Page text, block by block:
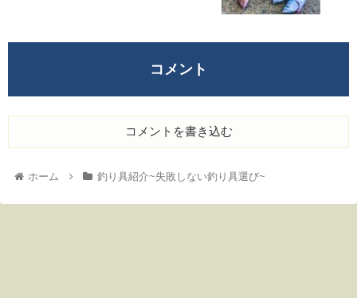
コメント
コメントを書き込む
ホーム 釣り具紹介~失敗しない釣り具選び~